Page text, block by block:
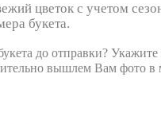
цветок с учетом
букета.
до отправки? Укажите
вышлем Вам фото в